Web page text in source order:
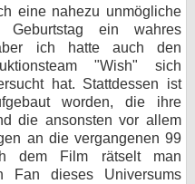
eine nahezu unmögliche
Geburtstag ein wahres
ich hatte auch den
"Wish" sich
hat. Stattdessen ist
worden, die ihre
die ansonsten vor allem
an die vergangenen 99
dem Film rätselt man
Fan dieses Universums